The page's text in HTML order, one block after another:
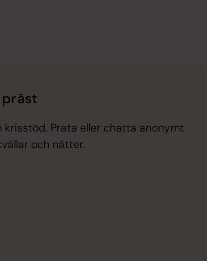
krisstöd. Prata eller chatta anonymt
och nätter.